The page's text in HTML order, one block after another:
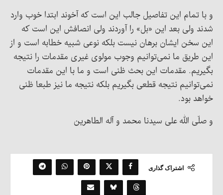
و با تمام این تفاصیل جالب این است که آخوند ابتدا خوب وارد
شدند ولی بعد این «بل» را آوردند ولی انصافش این است که
این سخن ایشان برهان نیست بلکه نوعی شبیه خطابه است و از
این طریق ما نمی‌توانیم وجوب مولوی غیری مقدمات را نتیجه
بگیریم. مقدمات این بحث ظنی است و ما با این مقدمات
نمی‌توانیم نتیجه قطعی بگیریم بلکه نتیجه ما نیز طبعا ظنی
خواهد بود.
و صلّی الله علی سیدنا محمد و آله الطاهرین
اشتراک گذاری